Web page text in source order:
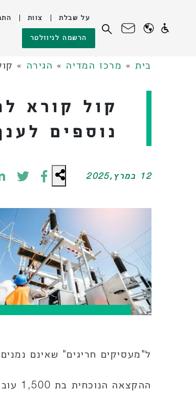
על שבלת צוות
הרשמה לניוזלטר
בית» מרכז המדיה » הגירה » קול
נוספים
12 במרץ,2025
ל"מעסיקים חריגים" שאינם
ההקצאה הנוכחית בת 1,500 עובדים מיועדת להעסקת